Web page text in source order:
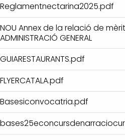
Reglamentnectarina2025.pdf
NOU Annex de la relació de
ADMINISTRACIÓ GENERAL
GUIARESTAURANTS.pdf
FLYERCATALA.pdf
Basesiconvocatria.pdf